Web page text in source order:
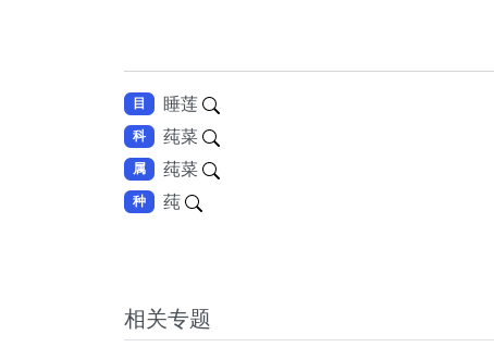
目 睡莲
科 莼菜
属 莼菜
种 莼
相关专题